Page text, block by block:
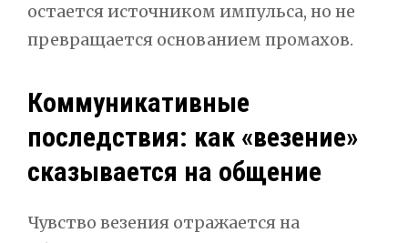
остается источником импульса, но не
превращается основанием промахов.
Коммуникативные
последствия: как «везение»
сказывается на общение
Чувство везения отражается на